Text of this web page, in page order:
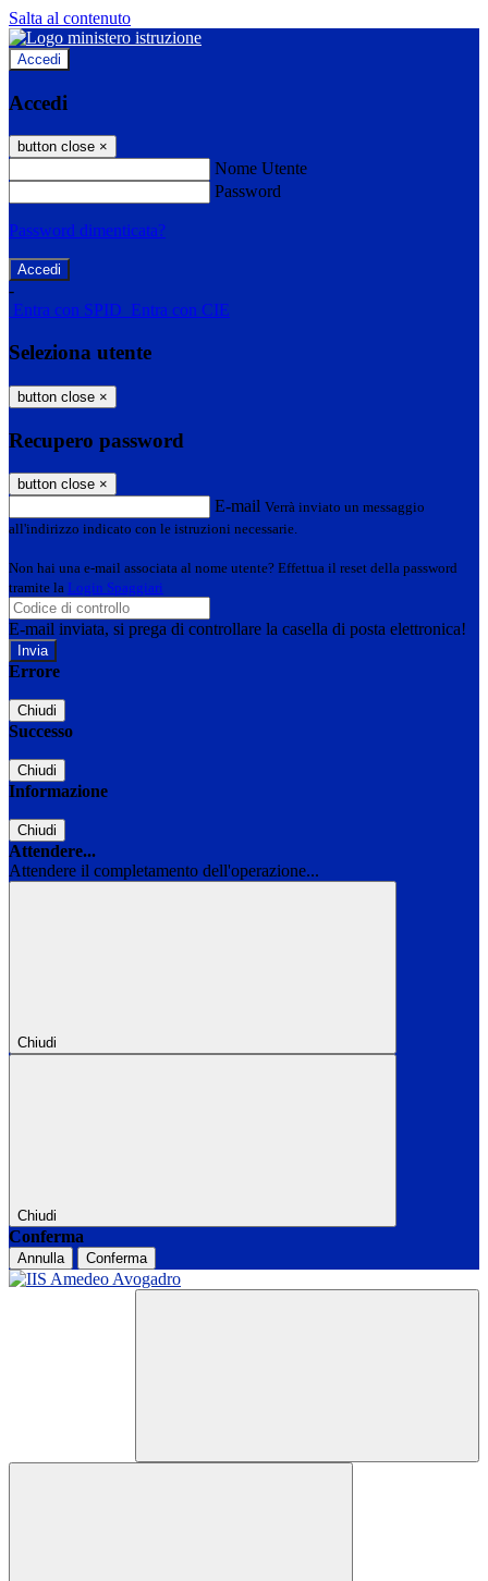
Salta al contenuto
Accedi
Accedi
button close ×
Nome Utente
Password
Password dimenticata?
-
Entra con SPID Entra con CIE
Seleziona utente
button close ×
Recupero password
button close ×
E-mail Verrà inviato un messaggio
all'indirizzo indicato con le istruzioni necessarie.
Non hai una e-mail associata al nome utente? Effettua il reset della password
tramite la Login Spaggiari
E-mail inviata, si prega di controllare la casella di posta elettronica!
Errore
Chiudi
Successo
Chiudi
Informazione
Chiudi
Attendere...
Attendere il completamento dell'operazione...
Chiudi
Chiudi
Conferma
Annulla Conferma